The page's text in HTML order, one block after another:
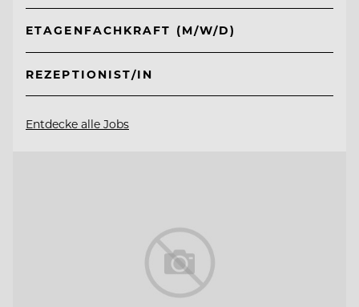
ETAGENFACHKRAFT (M/W/D)
REZEPTIONIST/IN
Entdecke alle Jobs